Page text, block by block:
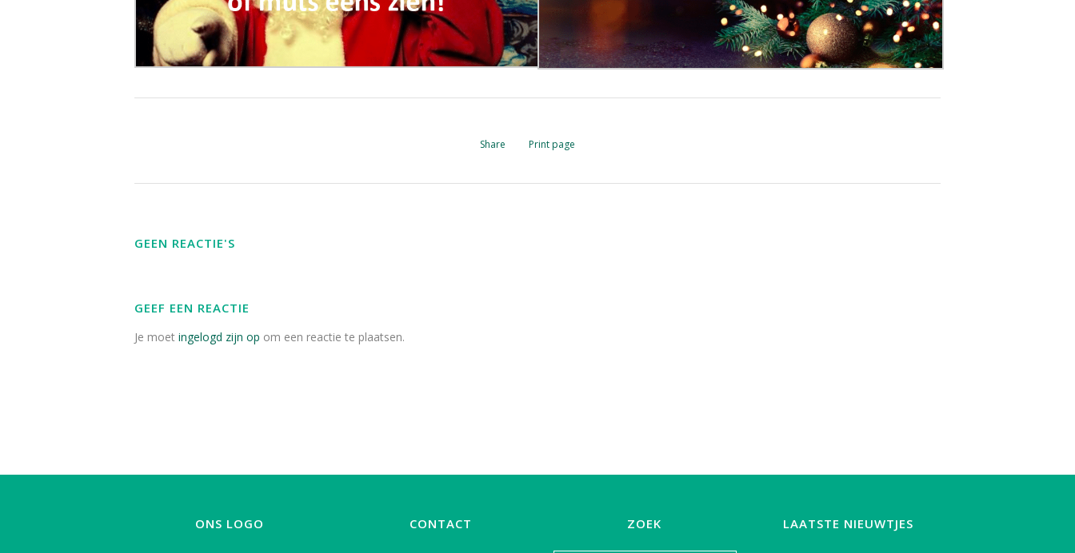
Share Print page
GEEN REACTIE'S
GEEF EEN REACTIE
Je moet ingelogd zijn op om een reactie te plaatsen.
ONS LOGO CONTACT ZOEK LAATSTE NIEUWTJES